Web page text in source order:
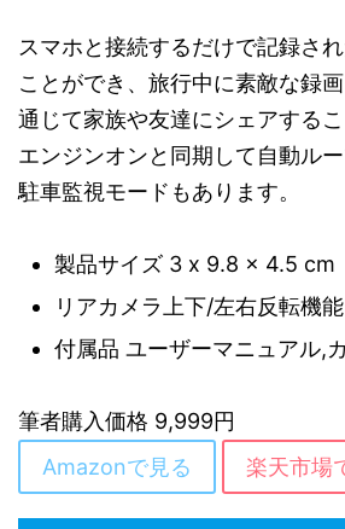
スマホと接続するだけで記録さ
ことができ、旅行中に素敵な録
通じて家族や友達にシェアするこ
エンジンオンと同期して自動ルー
駐車監視モードもあります。
製品サイズ ‎3 x 9.8 x 4.5 cm
リアカメラ上下/左右反転機能
付属品 ‎ユーザーマニュアル,
筆者購入価格 9,999円
Amazonで見る
楽天市場